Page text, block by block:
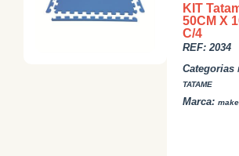
KIT
50CM X
C/4
REF:2034
Categorias
TATAME
Marca: